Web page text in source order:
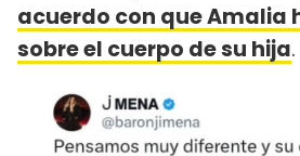
acuerdo con que Amalia
sobre el cuerpo de su hija.